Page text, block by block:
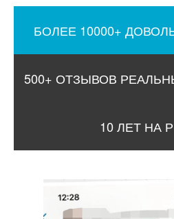
БОЛЕЕ 10000+
500+ ОТЗЫВОВ
10 ЛЕТ НА